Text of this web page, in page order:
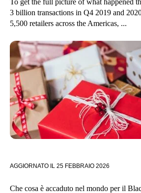
To get the full picture of what happened
3 billion transactions in Q4 2019 and
5,500 retailers across the Americas, ...
AGGIORNATO IL 25 FEBBRAIO 2026
Che cosa è accaduto nel mondo per il